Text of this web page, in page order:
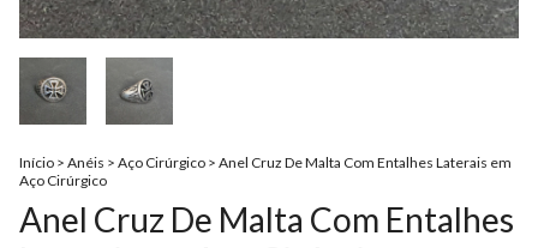
Início > Anéis > Aço Cirúrgico > Anel Cruz De Malta Com Entalhes Laterais em
Aço Cirúrgico
Anel Cruz De Malta Com Entalhes